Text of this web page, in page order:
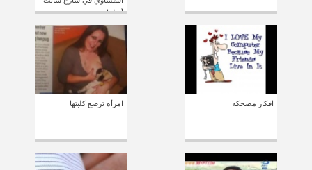
أنطوان
افكار مضحكه امرأه ترضع كلبتها